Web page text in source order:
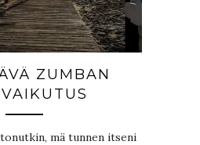
ZUMBAN
mä tunnen itseni